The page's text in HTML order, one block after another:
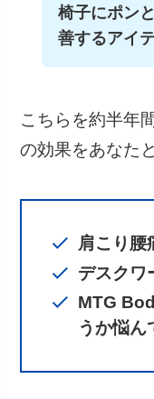
椅子にポン
善するアイ
こちらを約半年
の効果をあなた
肩こり腰
デスクワ
MTG
うか悩ん